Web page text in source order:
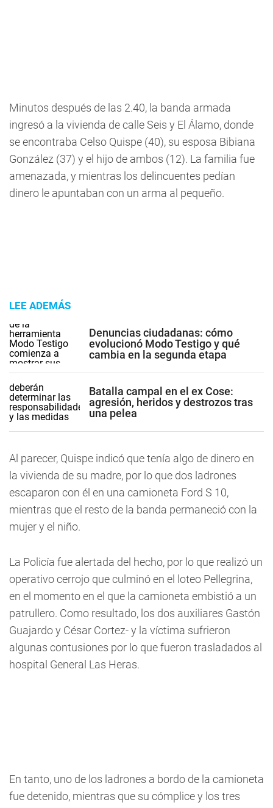
Minutos después de las 2.40, la banda armada
ingresó a la vivienda de calle Seis y El Álamo, donde
se encontraba Celso Quispe (40), su esposa Bibiana
González (37) y el hijo de ambos (12). La familia fue
amenazada, y mientras los delincuentes pedían
dinero le apuntaban con un arma al pequeño.
LEE ADEMÁS
Denuncias ciudadanas: cómo
evolucionó Modo Testigo y qué
cambia en la segunda etapa
Batalla campal en el ex Cose:
agresión, heridos y destrozos tras
una pelea
Al parecer, Quispe indicó que tenía algo de dinero en
la vivienda de su madre, por lo que dos ladrones
escaparon con él en una camioneta Ford S 10,
mientras que el resto de la banda permaneció con la
mujer y el niño.
La Policía fue alertada del hecho, por lo que realizó un
operativo cerrojo que culminó en el loteo Pellegrina,
en el momento en el que la camioneta embistió a un
patrullero. Como resultado, los dos auxiliares Gastón
Guajardo y César Cortez- y la víctima sufrieron
algunas contusiones por lo que fueron trasladados al
hospital General Las Heras.
En tanto, uno de los ladrones a bordo de la camioneta
fue detenido, mientras que su cómplice y los tres